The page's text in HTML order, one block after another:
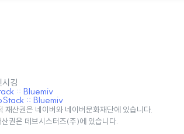
깅
:: Bluemiv
:: Bluemiv
재산권은 네이버와 네이버문화재단에 있습니다.
권은 데브시스터즈(주)에 있습니다.